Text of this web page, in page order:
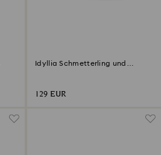
Idyllia Schmetterling und
129 EUR